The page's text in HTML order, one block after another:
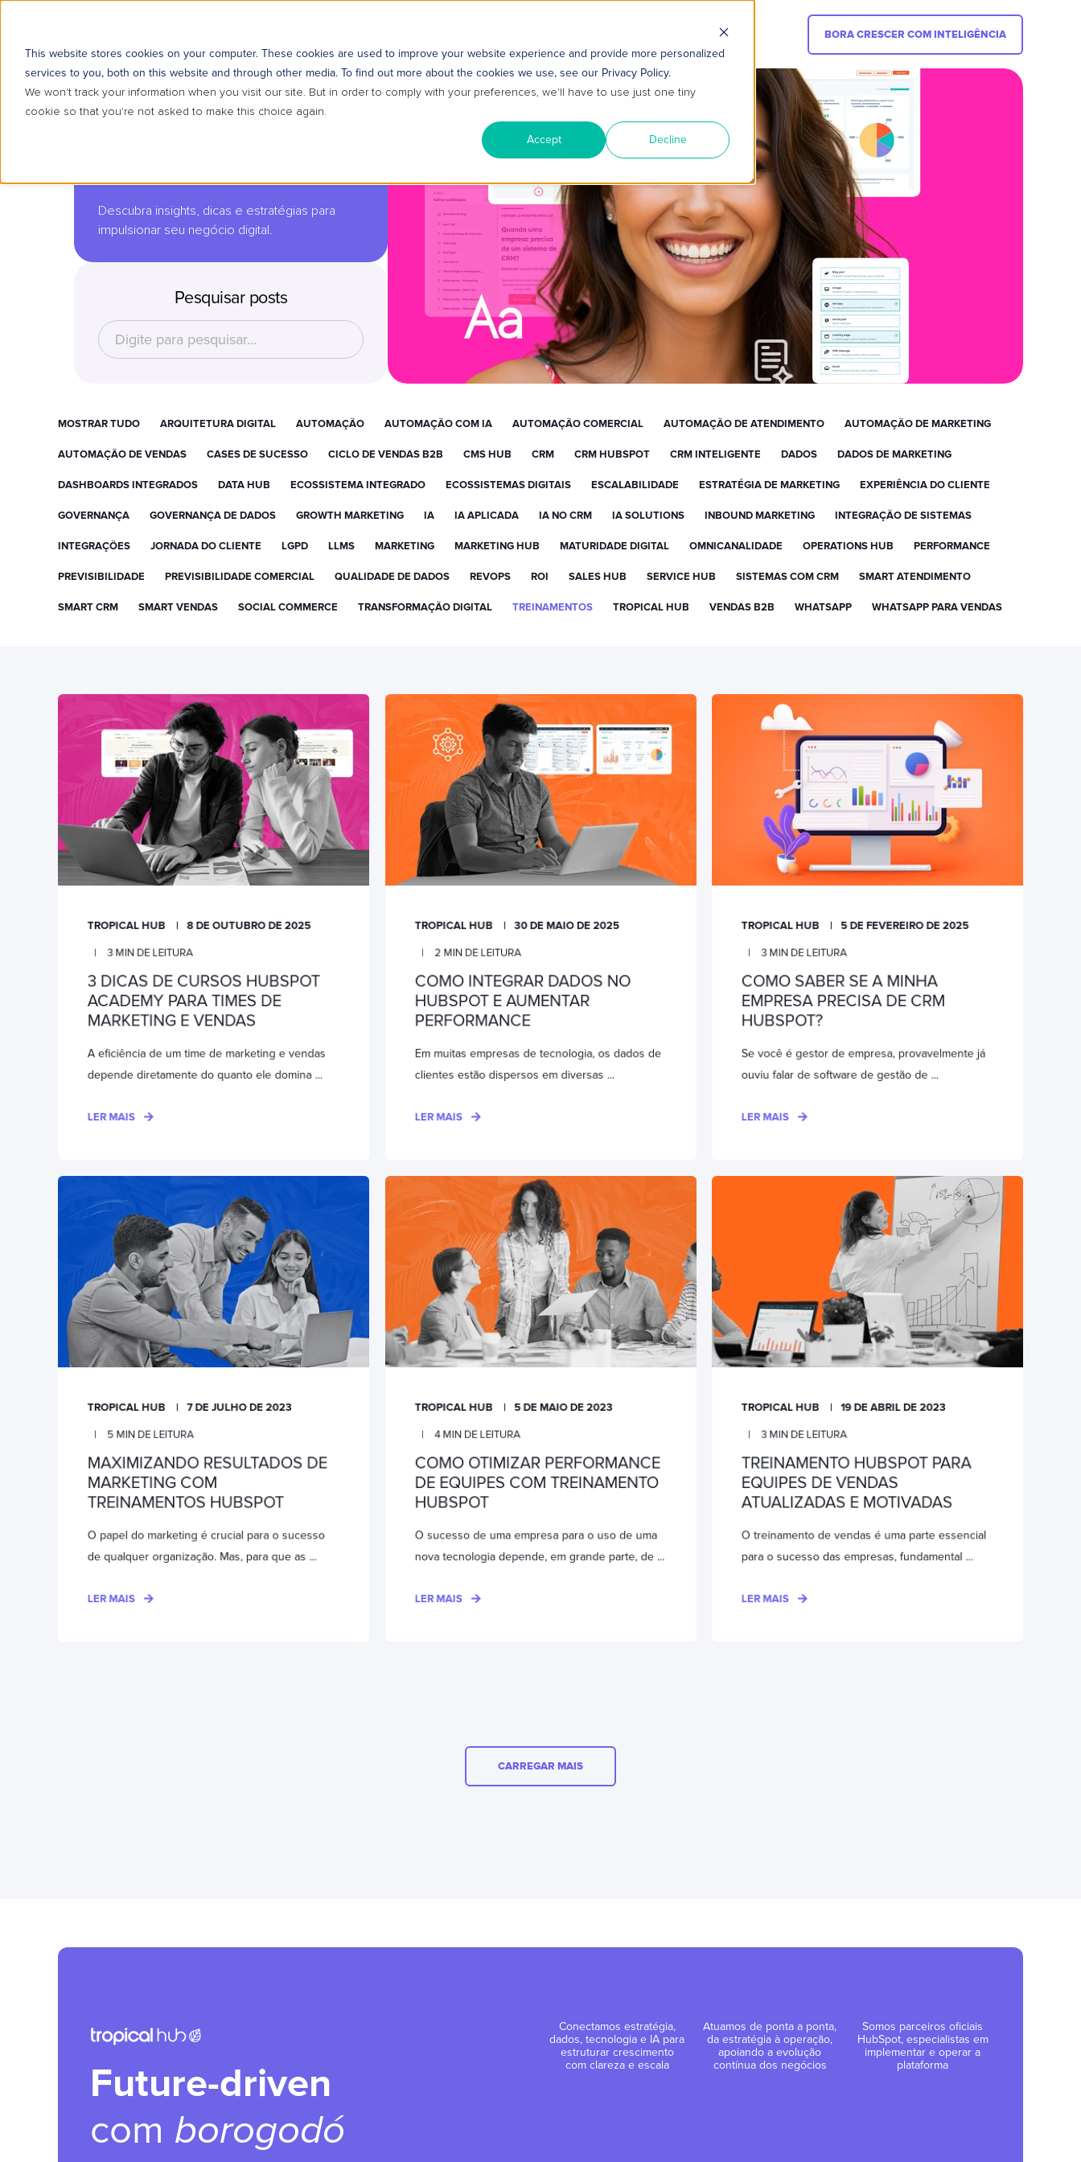
This website stores cookies on your computer. These cookies are used to improve your website experience and provide more personalized
services to you, both on this website and through other media. To find out more about the cookies we use, see our Privacy Policy.
We won't track your information when you visit our site. But in order to comply with your preferences, we'll have to use just one tiny
cookie so that you're not asked to make this choice again.
Accept Decline
BORA CRESCER COM INTELIGÊNCIA
Blog
Descubra insights, dicas e estratégias para
impulsionar seu negócio digital.
Pesquisar posts
MOSTRAR TUDO ARQUITETURA DIGITAL AUTOMAÇÃO AUTOMAÇÃO COM IA AUTOMAÇÃO COMERCIAL AUTOMAÇÃO DE ATENDIMENTO AUTOMAÇÃO DE MARKETING
AUTOMAÇÃO DE VENDAS CASES DE SUCESSO CICLO DE VENDAS B2B CMS HUB CRM CRM HUBSPOT CRM INTELIGENTE DADOS DADOS DE MARKETING
DASHBOARDS INTEGRADOS DATA HUB ECOSSISTEMA INTEGRADO ECOSSISTEMAS DIGITAIS ESCALABILIDADE ESTRATÉGIA DE MARKETING EXPERIÊNCIA DO CLIENTE
GOVERNANÇA GOVERNANÇA DE DADOS GROWTH MARKETING IA IA APLICADA IA NO CRM IA SOLUTIONS INBOUND MARKETING INTEGRAÇÃO DE SISTEMAS
INTEGRAÇÕES JORNADA DO CLIENTE LGPD LLMS MARKETING MARKETING HUB MATURIDADE DIGITAL OMNICANALIDADE OPERATIONS HUB PERFORMANCE
PREVISIBILIDADE PREVISIBILIDADE COMERCIAL QUALIDADE DE DADOS REVOPS ROI SALES HUB SERVICE HUB SISTEMAS COM CRM SMART ATENDIMENTO
SMART CRM SMART VENDAS SOCIAL COMMERCE TRANSFORMAÇÃO DIGITAL TREINAMENTOS TROPICAL HUB VENDAS B2B WHATSAPP WHATSAPP PARA VENDAS
TROPICAL HUB 8 DE OUTUBRO DE 2025
3MIN DE LEITURA
3 DICAS DE CURSOS HUBSPOT
ACADEMY PARA TIMES DE
MARKETING E VENDAS
A eficiência de um time de marketing e vendas
depende diretamente do quanto ele domina ...
LER MAIS
TROPICAL HUB 30 DE MAIO DE 2025
2 MIN DE LEITURA
COMO INTEGRAR DADOS NO
HUBSPOT E AUMENTAR
PERFORMANCE
Em muitas empresas de tecnologia, os dados de
clientes estão dispersos em diversas ...
LER MAIS
TROPICAL HUB 5 DE FEVEREIRO DE 2025
3MIN DE LEITURA
COMO SABER SE A MINHA
EMPRESA PRECISA DE CRM
HUBSPOT?
Se você é gestor de empresa, provavelmente já
ouviu falar de software de gestão de ...
LER MAIS
TROPICAL HUB 7 DE JULHO DE 2023
5 MIN DE LEITURA
MAXIMIZANDO RESULTADOS DE
MARKETING COM
TREINAMENTOS HUBSPOT
O papel do marketing é crucial para o sucesso
de qualquer organização. Mas, para que as ...
LER MAIS
TROPICAL HUB 5 DE MAIO DE 2023
4MIN DE LEITURA
COMO OTIMIZAR PERFORMANCE
DE EQUIPES COM TREINAMENTO
HUBSPOT
O sucesso de uma empresa para o uso de uma
nova tecnologia depende, em grande parte, de ...
LER MAIS
TROPICAL HUB 19 DE ABRIL DE 2023
3MIN DE LEITURA
TREINAMENTO HUBSPOT PARA
EQUIPES DE VENDAS
ATUALIZADAS E MOTIVADAS
O treinamento de vendas é uma parte essencial
para o sucesso das empresas, fundamental ...
LER MAIS
CARREGAR MAIS
Future-driven
com borogodó
Conectamos estratégia,
dados, tecnologia e IA para
estruturar crescimento
com clareza e escala
Atuamos de ponta a ponta,
da estratégia à operação,
apoiando a evolução
contínua dos negócios
Somos parceiros oficiais
HubSpot, especialistas em
implementar e operar a
plataforma